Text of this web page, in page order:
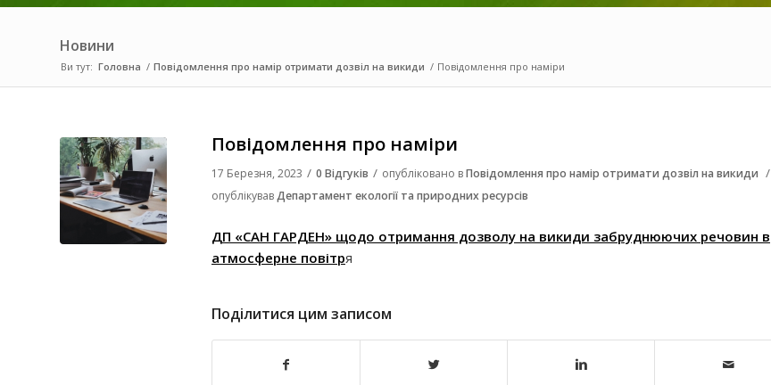
Новини
Ви тут: Головна / Повідомлення про намір отримати дозвіл на викиди / Повідомлення про наміри
Повідомлення про наміри
17 Березня, 2023 / 0 Відгуків / опубліковано вПовідомлення про намір отримати дозвіл на викиди /
опублікувавДепартамент екології та природних ресурсів
ДП «САН ГАРДЕН» щодо отримання дозволу на викиди забруднюючих речовин в
атмосферне повітря
Поділитися цим записом